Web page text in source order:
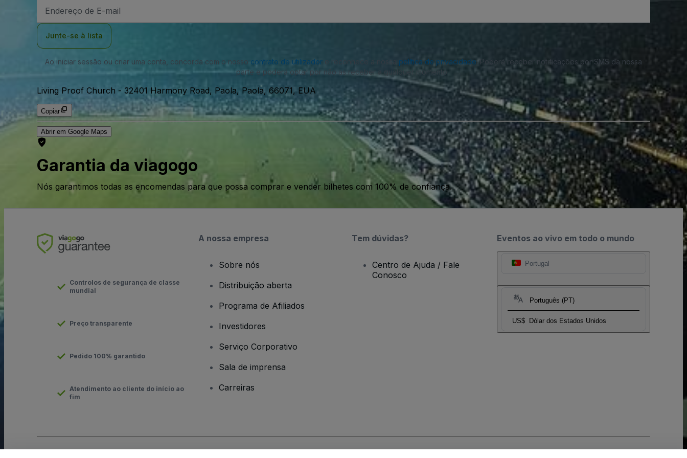
de
Junte-se à lista
Ao iniciar sessão ou criar uma conta, concorda com o nosso contrato de utilizador política de privacidade . Poderá receber notificações por SMS da nossa
parte e poderá optar por não as receber a qualquer momento.
Living Proof Church - 32401 Harmony Road, Paola, Paola, 66071, EUA
Copiar
Abrir em Google Maps
Garantia da viagogo
Nós garantimos todas as encomendas para que possa comprar e vender bilhetes com 100% de confiança.
Eventos ao vivo em todo o mundo
Portugal
Português (PT)
US$ Dólar dos Estados Unidos
Controlos de segurança de classe
mundial
Preço transparente
Pedido 100% garantido
Atendimento ao cliente do início ao
fim
A nossa empresa
Sobre nós
Distribuição aberta
Programa de Afiliados
Investidores
Serviço Corporativo
Sala de imprensa
Carreiras
Tem dúvidas?
Centro de Ajuda / Fale
Conosco